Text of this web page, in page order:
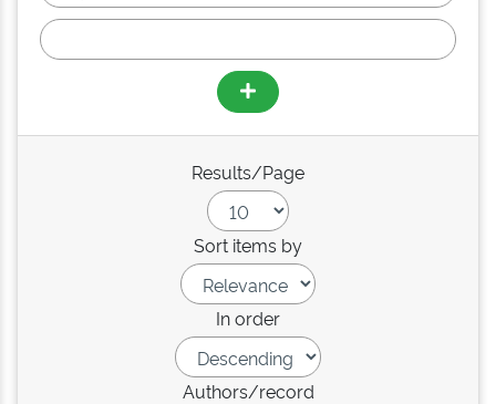
Results/Page
Sort items by
In order
Authors/record